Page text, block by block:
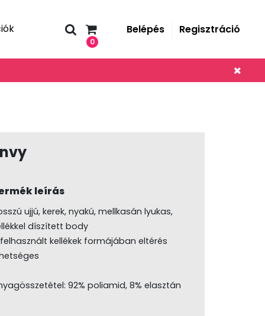
0
Belépés Regisztráció
leírás
ujjú, kerek, nyakú, mellkasán lyukas,
díszített body
kellékek formájában eltérés
92% poliamid, 8% elasztán